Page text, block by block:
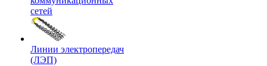
сетей
Линии электропередач
(ЛЭП)